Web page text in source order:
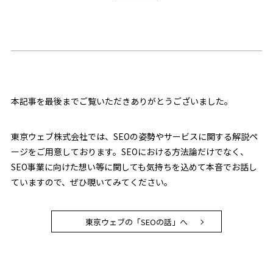
本記事を最後までご覧いただきありがとうございました。
東京ウェブ株式会社では、SEOの姿勢やサービスに関する解説ペ
ージをご用意しております。SEOにおける方法論だけでなく、
SEO事業に向けた想い等に関しても気持ちを込めて本音でお話し
ていますので、ぜひ覗いてみてください。
東京ウェブの「SEOの話」へ